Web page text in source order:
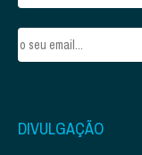
DIVULGAÇÃO